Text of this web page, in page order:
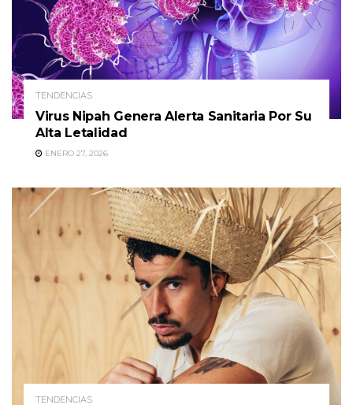
TENDENCIAS
Virus Nipah Genera Alerta Sanitaria Por Su
Alta Letalidad
ENERO 27, 2026
TENDENCIAS